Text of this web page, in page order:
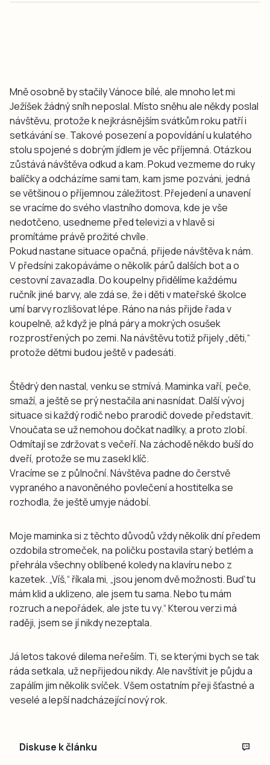
Mně osobně by stačily Vánoce bílé, ale mnoho let mi
Ježíšek žádný sníh neposlal. Místo sněhu ale někdy poslal
návštěvu, protože k nejkrásnějším svátkům roku patří i
setkávání se. Takové posezení a popovídání u kulatého
stolu spojené s dobrým jídlem je věc příjemná. Otázkou
zůstává návštěva odkud a kam. Pokud vezmeme do ruky
balíčky a odcházíme sami tam, kam jsme pozváni, jedná
se většinou o příjemnou záležitost. Přejedení a unavení
se vracíme do svého vlastního domova, kde je vše
nedotčeno, usedneme před televizi a v hlavě si
promítáme právě prožité chvíle.
Pokud nastane situace opačná, přijede návštěva k nám.
V předsíni zakopáváme o několik párů dalších bot a o
cestovní zavazadla. Do koupelny přidělíme každému
ručník jiné barvy, ale zdá se, že i děti v mateřské školce
umí barvy rozlišovat lépe. Ráno na nás přijde řada v
koupelně, až když je plná páry a mokrých osušek
rozprostřených po zemi. Na návštěvu totiž přijely „děti,“
protože dětmi budou ještě v padesáti.
Štědrý den nastal, venku se stmívá. Maminka vaří, peče,
smaží, a ještě se prý nestačila ani nasnídat. Další vývoj
situace si každý rodič nebo prarodič dovede představit.
Vnoučata se už nemohou dočkat nadílky, a proto zlobí.
Odmítají se zdržovat s večeří. Na záchodě někdo buší do
dveří, protože se mu zasekl klíč.
Vracíme se z půlnoční. Návštěva padne do čerstvě
vypraného a navoněného povlečení a hostitelka se
rozhodla, že ještě umyje nádobí.
Moje maminka si z těchto důvodů vždy několik dní předem
ozdobila stromeček, na poličku postavila starý betlém a
přehrála všechny oblíbené koledy na klavíru nebo z
kazetek. „Víš,“ říkala mi, „jsou jenom dvě možnosti. Buď tu
mám klid a uklizeno, ale jsem tu sama. Nebo tu mám
rozruch a nepořádek, ale jste tu vy.“ Kterou verzi má
raději, jsem se jí nikdy nezeptala.
Já letos takové dilema neřeším. Ti, se kterými bych se tak
ráda setkala, už nepřijedou nikdy. Ale navštívit je půjdu a
zapálím jim několik svíček. Všem ostatním přeji šťastné a
veselé a lepší nadcházející nový rok.
Diskuse k článku